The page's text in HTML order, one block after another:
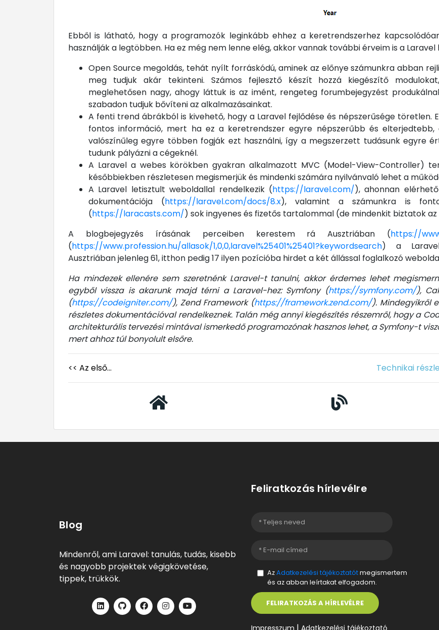
Ebből is látható, hogy a programozók leginkább ehhez a keretrendszerhez
használják a legtöbben. Ha ez még nem lenne elég, akkor vannak további érveim is a
Open Source megoldás, tehát nyílt forráskódú, aminek az előnye számunkra abban
meg tudjuk akár tekinteni. Számos fejlesztő készít hozzá kiegészítő
meglehetősen nagy, ahogy láttuk is az imént, rengeteg forumbejegyzést
szabadon tudjuk bővíteni az alkalmazásainkat.
A fenti trend ábrákból is kivehető, hogy a Laravel fejlődése és népszerűsége töretlen.
fontos információ, mert ha ez a keretrendszer egyre népszerűbb és
valószínűleg egyre többen fogják ezt használni, így a megszerzett tudásunk egyre
tudunk pályázni a cégeknél.
A Laravel a webes körökben gyakran alkalmazott MVC (Model-View-Controller)
későbbiekben részletesen megismerjük és mindenki számára nyilvánvaló lehet a
A Laravel letisztult weboldallal rendelkezik (https://laravel.com/), ahonnan
dokumentációja (https://laravel.com/docs/8.x), valamint a számunkra is
(https://laracasts.com/) sok ingyenes és fizetős tartalommal (de mindenkit biztatok
A blogbejegyzés írásának perceiben kerestem rá Ausztriában (https://
(https://www.profession.hu/allasok/1,0,0,laravel%25401%25401?keywordsearch) a
Ausztriában jelenleg 61, itthon pedig 17 ilyen pozícióba hirdet a két állással foglalkozó
Ha mindezek ellenére sem szeretnénk Laravel-t tanulni, akkor érdemes lehet
egyből vissza is akarunk majd térni a Laravel-hez: Symfony (https://symfony.com/),
(https://codeigniter.com/), Zend Framework (https://framework.zend.com/). Mindegyikről
részletes dokumentációval rendelkeznek. Talán még annyi kiegészítés részemről, hogy a
architekturális tervezési mintával ismerkedő programozónak hasznos lehet, a Symfony-t
mert ahhoz túl bonyolult elsőre.
<< Az első... Technikai
Blog
Mindenről, ami Laravel: tanulás, tudás, kisebb
és nagyobb projektek végigkövetése,
tippek, trükkök.
Feliratkozás hírlevélre
AzAdatkezelési tájékoztatótmegismertem
és az abban leírtakat elfogadom.
FELIRATKOZÁS A HÍRLEVÉLRE
Impresszum | Adatkezelési tájékoztató